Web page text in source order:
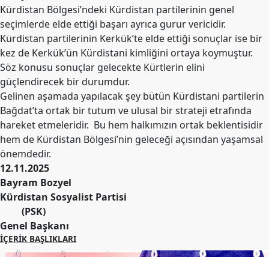
GÜNDEM
Basından
Basın
Açıklamaları
Etkinlikler
Ziyaretler
PSK
TV
YAYıNLAR
Broşür
Bültenler
Raporlar
Kürdistan Bölgesi’ndeki Kürdistan partilerinin genel
seçimlerde elde ettiği başarı ayrıca gurur vericidir.
Kürdistan partilerinin Kerkük’te elde ettiği sonuçlar ise bir
kez de Kerkük’ün Kürdistani kimliğini ortaya koymuştur.
Söz konusu sonuçlar gelecekte Kürtlerin elini
güçlendirecek bir durumdur.
Gelinen aşamada yapılacak şey bütün Kürdistani partilerin
Bağdat’ta ortak bir tutum ve ulusal bir strateji etrafında
hareket etmeleridir. Bu hem halkımızın ortak beklentisidir
hem de Kürdistan Bölgesi’nin geleceği açısından yaşamsal
önemdedir.
12.11.2025
Bayram Bozyel
Kürdistan Sosyalist Partisi
(PSK)
Genel Başkanı
İÇERIK BAŞLIKLARI